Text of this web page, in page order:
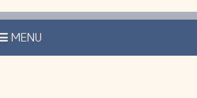
MENU